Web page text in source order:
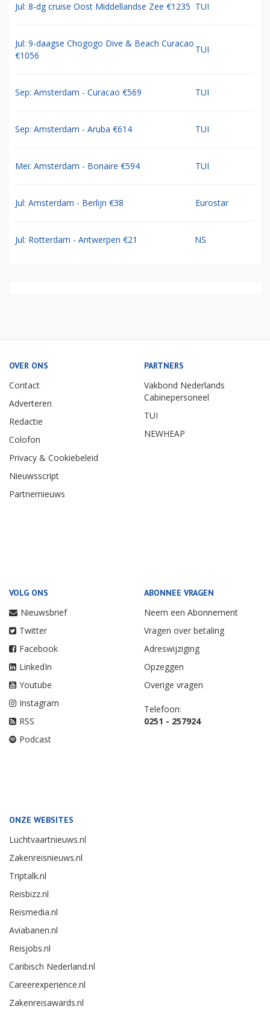
Jul: 8-dg cruise Oost Middellandse Zee €1235 TUI
Jul: 9-daagse Chogogo Dive & Beach Curacao
€1056
TUI
Sep: Amsterdam - Curacao €569 TUI
Sep: Amsterdam - Aruba €614 TUI
Mei: Amsterdam - Bonaire €594 TUI
Jul: Amsterdam - Berlijn €38 Eurostar
Jul: Rotterdam - Antwerpen €21 NS
OVER ONS
Contact
Adverteren
Redactie
Colofon
Privacy & Cookiebeleid
Nieuwsscript
Partnernieuws
PARTNERS
Vakbond Nederlands
Cabinepersoneel
TUI
NEWHEAP
VOLG ONS
Nieuwsbrief
Twitter
Facebook
LinkedIn
Youtube
Instagram
RSS
Podcast
ABONNEE VRAGEN
Neem een Abonnement
Vragen over betaling
Adreswijziging
Opzeggen
Overige vragen
Telefoon:
0251 - 257924
ONZE WEBSITES
Luchtvaartnieuws.nl
Zakenreisnieuws.nl
Triptalk.nl
Reisbizz.nl
Reismedia.nl
Aviabanen.nl
Reisjobs.nl
Caribisch Nederland.nl
Careerexperience.nl
Zakenreisawards.nl